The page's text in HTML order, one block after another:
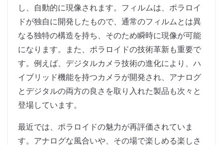
し、自動的に現像されます。フィルムは、ポラロイ
ドが独自に開発したもので、通常のフィルムとは異
なる独特の構造を持ち、そのため瞬時に現像が可能
になります。また、ポラロイドの技術革新も重要で
す。例えば、デジタルカメラ技術の進化により、ハ
イブリッド機能を持つカメラが開発され、アナログ
とデジタルの両方の良さを取り入れた製品も次々と
登場しています。
最近では、ポラロイドの魅力が再評価されていま
す。アナログな風合いや、その場で楽しめる楽しさ